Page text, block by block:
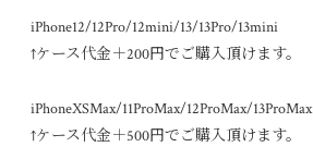
iPhone12/12Pro/12mini/13/13Pro/13mini
↑ケース代金＋200円でご購入頂けます。
iPhoneXSMax/11ProMax/12ProMax/13ProMax
↑ケース代金＋500円でご購入頂けます。